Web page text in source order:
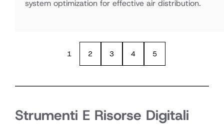
system optimization for effective air distribution.
1 2 3 4 5
Strumenti E Risorse Digitali